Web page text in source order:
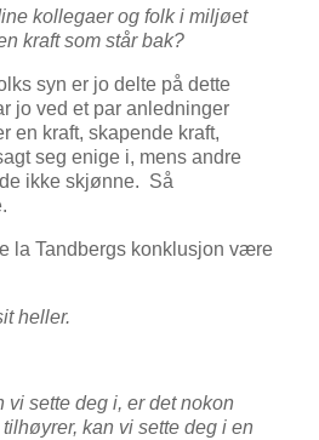
kollegaer og folk i miljøet
kraft som står bak?
syn er jo delte på dette
jo ved et par anledninger
en kraft, skapende kraft,
seg enige i, mens andre
ikke skjønne. Så
la Tandbergs konklusjon være
heller.
vi sette deg i, er det nokon
kan vi sette deg i en